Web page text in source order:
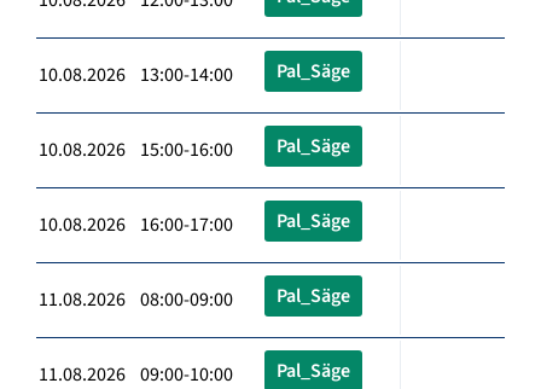
10.08.2026 13:00-14:00 Pal_Säge
10.08.2026 15:00-16:00 Pal_Säge
10.08.2026 16:00-17:00 Pal_Säge
11.08.2026 08:00-09:00 Pal_Säge
11.08.2026 09:00-10:00 Pal_Säge